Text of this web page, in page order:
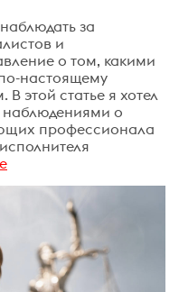
за
и
о том, какими
настоящему
этой статье я хотел
наблюдениями о
профессионала